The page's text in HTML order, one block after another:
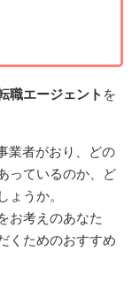
職エージェント を
業者がおり、どの
っているのか、ど
ょうか。
お考えのあなた
くためのおすすめ